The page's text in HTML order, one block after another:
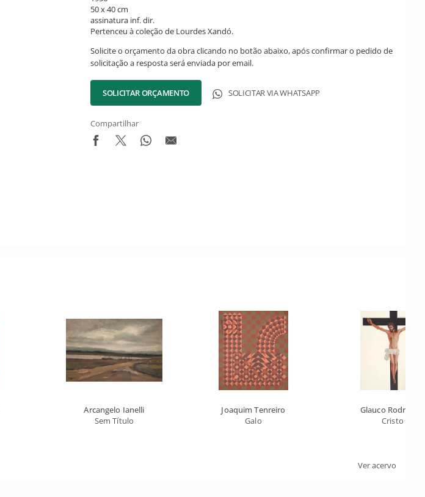
50 x 40 cm
assinatura inf. dir.
Pertenceu à coleção de Lourdes Xandó.
Solicite o orçamento da obra clicando no botão abaixo, após confirmar o pedido de
solicitação a resposta será enviada por email.
SOLICITAR ORÇAMENTO SOLICITAR VIA WHATSAPP
Compartilhar
Arcangelo Ianelli
Sem Título
Joaquim Tenreiro
Galo
Glauco Rodrigues
Cristo
Ver acervo